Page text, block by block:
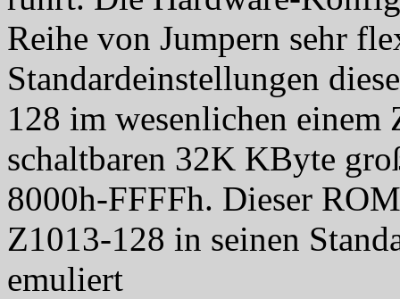
Reihe von Jumpern sehr
Standardeinstellungen
128 im wesenlichen
schaltbaren 32K KByte
8000h-FFFFh. Dieser
Z1013-128 in seinen
emuliert